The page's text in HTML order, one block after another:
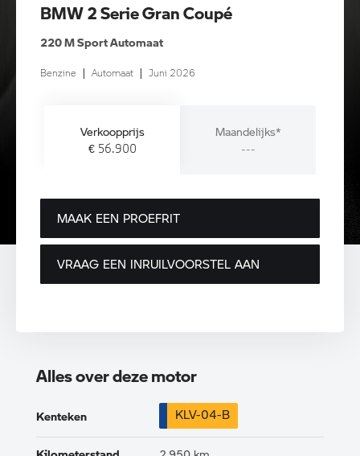
BMW 2 Serie Gran Coupé
220 M Sport Automaat
Benzine | Automaat | Juni 2026
Verkoopprijs
€ 56.900
Maandelijks*
---
MAAK EEN PROEFRIT
VRAAG EEN INRUILVOORSTEL AAN
Alles over deze motor
Kenteken KLV-04-B